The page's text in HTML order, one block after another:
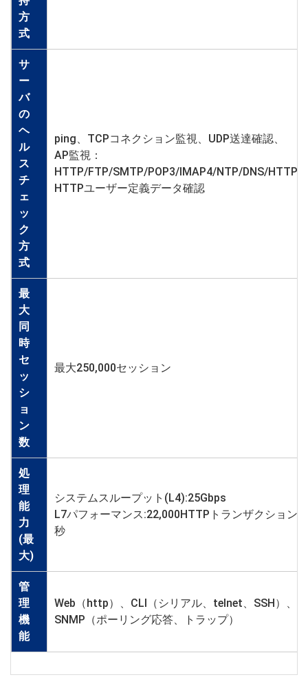
方
式
サ
ー
バ
の
ヘ
ル
ス
チ
ェ
ッ
ク
方
式
ping、TCPコネクション監視、UDP送達確認、
AP監視：
HTTP/FTP/SMTP/POP3/IMAP4/NTP/DNS/HTTPS
HTTPユーザー定義データ確認
最
大
同
時
セ
ッ
シ
ョ
ン
数
最大250,000セッション
処
理
能
力
(最
大)
システムスループット(L4):25Gbps
L7パフォーマンス:22,000HTTPトランザクション/
秒
管
理
機
能
Web（http）、CLI（シリアル、telnet、SSH）、
SNMP（ポーリング応答、トラップ）